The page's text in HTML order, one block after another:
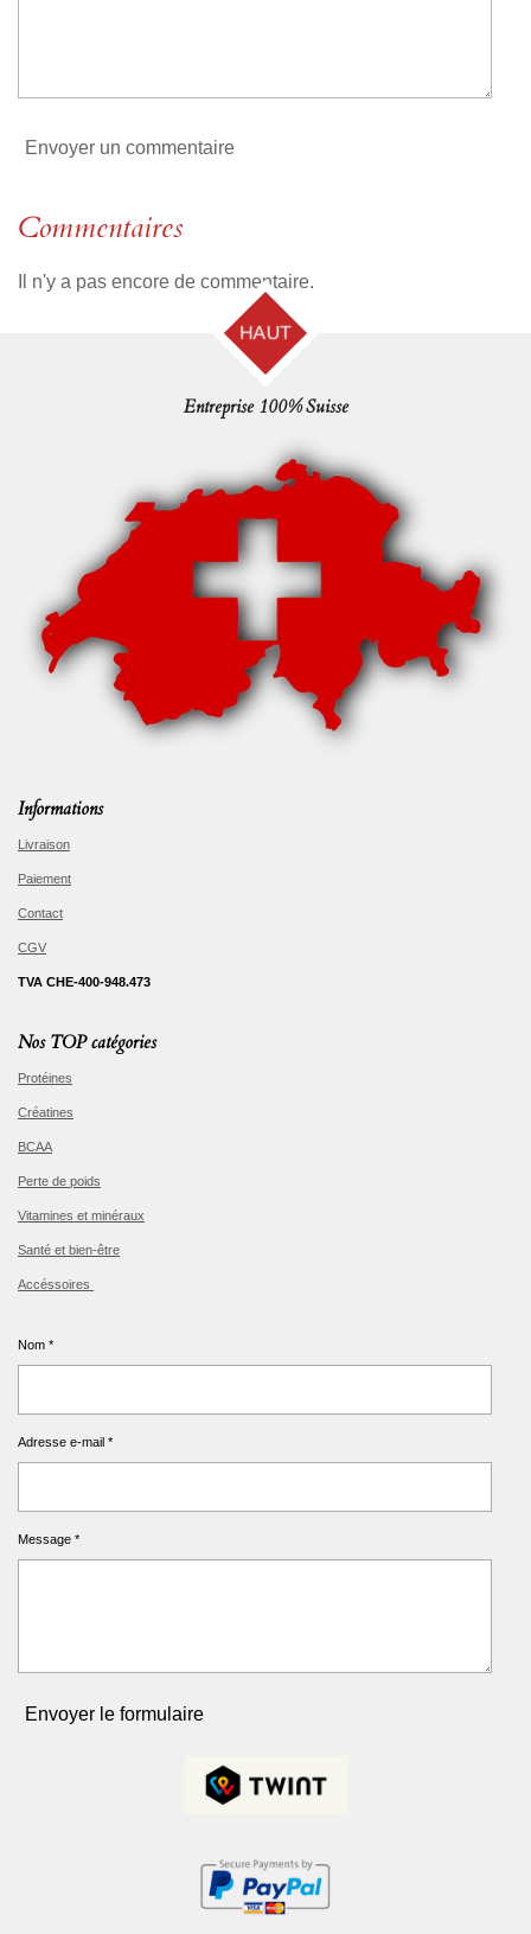
Envoyer un commentaire
Commentaires
Il n'y a pas encore de commentaire.
HAUT
Entreprise 100% Suisse
Informations
Livraison
Paiement
Contact
CGV
TVA CHE-400-948.473
Nos TOP catégories
Protéines
Créatines
BCAA
Perte de poids
Vitamines et minéraux
Santé et bien-être
Accéssoires
Nom *
Adresse e-mail *
Message *
Envoyer le formulaire